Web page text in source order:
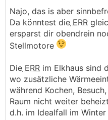
auf kosten der effizienz.
auf derWPauf 19 oder
Najo, das is aber
Da könntest die ERR
ersparst dir obendrein
Stellmotore
Die ERR im Elkhaus sind
wo zusätzliche
während Kochen,
Raum nicht weiter
d.h. im Idealfall im